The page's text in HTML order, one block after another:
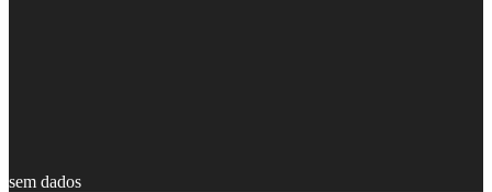
sem dados